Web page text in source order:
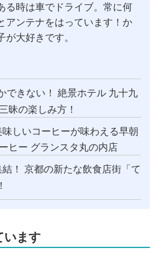
る時は車でドライブ。常に何
アンテナをはっています！か
が大好きです。
できない！ 絶景ホテル 九十九
昧の楽しみ方！
しいコーヒーが味わえる早朝
ヒー グランスタ丸の内店
結！ 京都の新たな飲食店街「て
います